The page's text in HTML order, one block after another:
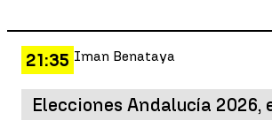
21:35 Iman Benataya
Elecciones Andalucía 2026,